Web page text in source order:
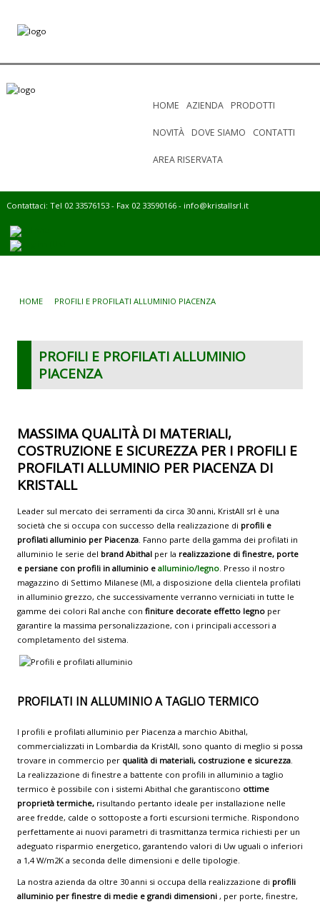
HOME AZIENDA PRODOTTI
NOVITÀ DOVE SIAMO CONTATTI
AREA RISERVATA
Contattaci: Tel 02 33576153 - Fax 02 33590166 - info@kristallsrl.it
HOME PROFILI E PROFILATI ALLUMINIO PIACENZA
PROFILI E PROFILATI ALLUMINIO
PIACENZA
MASSIMA QUALITÀ DI MATERIALI,
COSTRUZIONE E SICUREZZA PER I PROFILI E
PROFILATI ALLUMINIO PER PIACENZA DI
KRISTALL
Leader sul mercato dei serramenti da circa 30 anni, KristAll srl è una
società che si occupa con successo della realizzazione di profili e
profilati alluminio per Piacenza. Fanno parte della gamma dei profilati in
alluminio le serie del brand Abithal per la realizzazione di finestre, porte
e persiane con profili in alluminio e alluminio/legno. Presso il nostro
magazzino di Settimo Milanese (MI, a disposizione della clientela profilati
in alluminio grezzo, che successivamente verranno verniciati in tutte le
gamme dei colori Ral anche con finiture decorate effetto legnoper
garantire la massima personalizzazione, con i principali accessori a
completamento del sistema.
PROFILATI IN ALLUMINIO A TAGLIO TERMICO
I profili e profilati alluminio per Piacenza a marchio Abithal,
commercializzati in Lombardia da KristAll, sono quanto di meglio si possa
trovare in commercio per qualità di materiali, costruzione e sicurezza.
La realizzazione di finestre a battente con profili in alluminio a taglio
termico è possibile con i sistemi Abithal che garantiscono ottime
proprietà termiche,risultando pertanto ideale per installazione nelle
aree fredde, calde o sottoposte a forti escursioni termiche. Rispondono
perfettamente ai nuovi parametri di trasmittanza termica richiesti per un
adeguato risparmio energetico, garantendo valori di Uw uguali o inferiori
a 1,4 W/m2K a seconda delle dimensioni e delle tipologie.
La nostra azienda da oltre 30 anni si occupa della realizzazione di profili
alluminio per finestre di medie e grandi dimensioni , per porte, finestre,